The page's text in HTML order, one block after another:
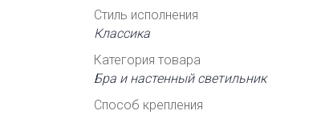
Стиль исполнения
Классика
Категория товара
Бра и настенный светильник
Способ крепления